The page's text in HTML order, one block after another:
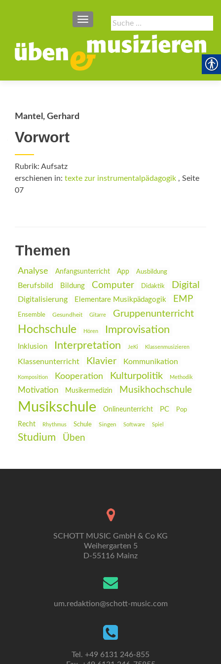
Suche
nach:
SCHALTE NAVIGATION
Mantel, Gerhard
Vorwort
Rubrik: Aufsatz
erschienen in: texte zur instrumentalpädagogik , Seite
07
Themen
Analyse Anfangsunterricht App Ausbildung
Berufsbild Bildung Computer Didaktik Digital
Digitalisierung Elementare Musikpädagogik EMP
Ensemble Gesundheit Gitarre Gruppenunterricht
Hochschule Hören Improvisation
Inklusion Interpretation JeKi Klassenmusizieren
Klassenunterricht Klavier Kommunikation
Komposition Kooperation Kulturpolitik Methodik
Motivation Musikermedizin Musikhochschule
Musikschule Onlineunterricht PC Pop
Recht Rhythmus Schule Singen Software Spiel
Studium Üben
SCHOTT MUSIC GmbH & Co KG
Weihergarten 5
D-55116 Mainz
um.redaktion@schott-music.com
Tel. +49 6131 246-855